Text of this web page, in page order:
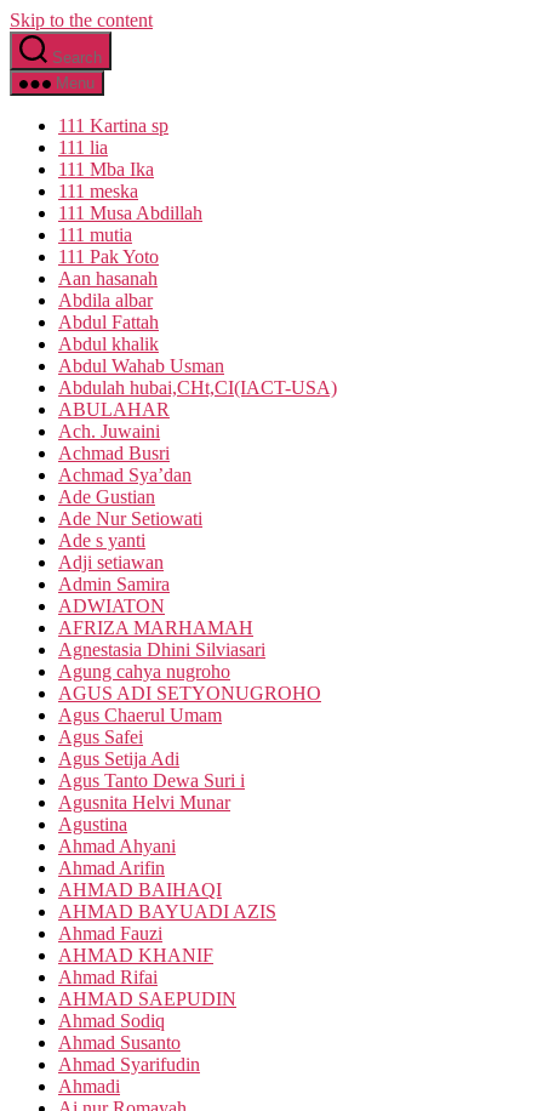
Skip to the content
Search
Menu
111 Kartina sp
111 lia
111 Mba Ika
111 meska
111 Musa Abdillah
111 mutia
111 Pak Yoto
Aan hasanah
Abdila albar
Abdul Fattah
Abdul khalik
Abdul Wahab Usman
Abdulah hubai,CHt,CI(IACT-USA)
ABULAHAR
Ach. Juwaini
Achmad Busri
Achmad Sya’dan
Ade Gustian
Ade Nur Setiowati
Ade s yanti
Adji setiawan
Admin Samira
ADWIATON
AFRIZA MARHAMAH
Agnestasia Dhini Silviasari
Agung cahya nugroho
AGUS ADI SETYONUGROHO
Agus Chaerul Umam
Agus Safei
Agus Setija Adi
Agus Tanto Dewa Suri i
Agusnita Helvi Munar
Agustina
Ahmad Ahyani
Ahmad Arifin
AHMAD BAIHAQI
AHMAD BAYUADI AZIS
Ahmad Fauzi
AHMAD KHANIF
Ahmad Rifai
AHMAD SAEPUDIN
Ahmad Sodiq
Ahmad Susanto
Ahmad Syarifudin
Ahmadi